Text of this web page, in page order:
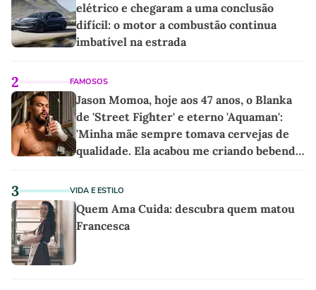
elétrico e chegaram a uma conclusão
difícil: o motor a combustão continua
imbatível na estrada
2 FAMOSOS
Jason Momoa, hoje aos 47 anos, o Blanka
de 'Street Fighter' e eterno 'Aquaman':
'Minha mãe sempre tomava cervejas de
qualidade. Ela acabou me criando bebendo
3 VIDA E ESTILO
Quem Ama Cuida: descubra quem matou
Francesca